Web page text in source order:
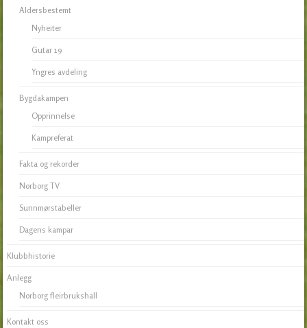
Aldersbestemt
Nyheiter
Gutar 19
Yngres avdeling
Bygdakampen
Opprinnelse
Kampreferat
Fakta og rekorder
Norborg TV
Sunnmørstabeller
Dagens kampar
Klubbhistorie
Anlegg
Norborg fleirbrukshall
Kontakt oss